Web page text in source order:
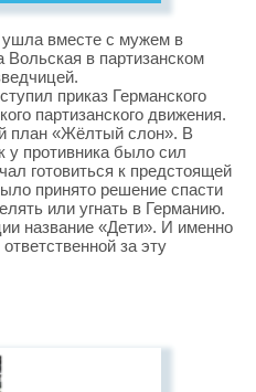
ушла вместе с мужем в
Вольская в партизанском
приказ Германского
партизанского движения.
план «Жёлтый слон». В
у противника было сил
готовиться к предстоящей
принято решение спасти
или угнать в Германию.
название «Дети». И именно
за эту